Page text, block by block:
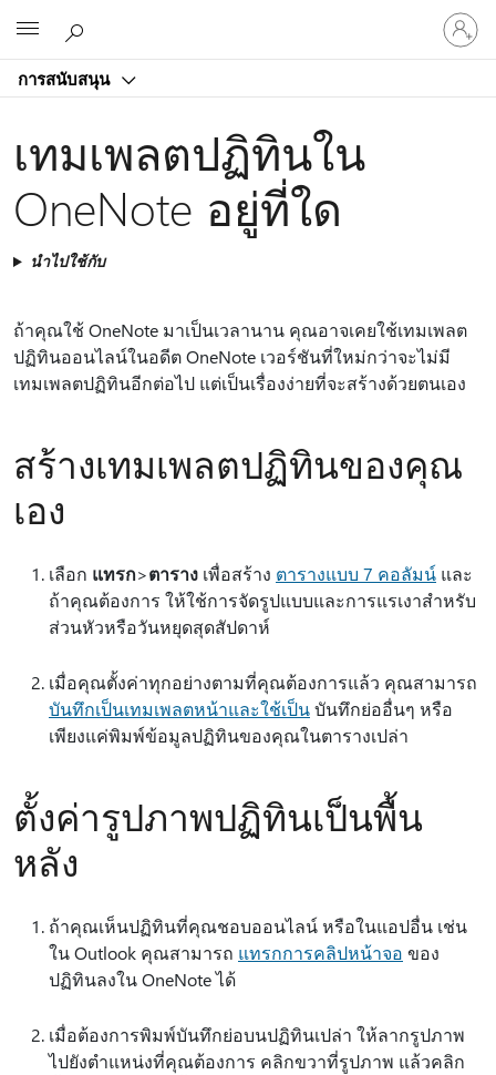
การสนับสนุน
ลงชื่อ
เข้า
บัญชี
เทมเพลตปฏิทินใน
OneNote อยู่ที่ใด
นำไปใช้กับ
ถ้าคุณใช้ OneNote มาเป็นเวลานาน คุณอาจเคยใช้เทมเพลต
ปฏิทินออนไลน์ในอดีต OneNote เวอร์ชันที่ใหม่กว่าจะไม่มี
เทมเพลตปฏิทินอีกต่อไป แต่เป็นเรื่องง่ายที่จะสร้างด้วยตนเอง
สร้างเทมเพลตปฏิทินของคุณ
เอง
เลือก แทรก>ตาราง เพื่อสร้าง ตารางแบบ 7 คอลัมน์ และ
ถ้าคุณต้องการ ให้ใช้การจัดรูปแบบและการแรเงาสําหรับ
ส่วนหัวหรือวันหยุดสุดสัปดาห์
เมื่อคุณตั้งค่าทุกอย่างตามที่คุณต้องการแล้ว คุณสามารถ
บันทึกเป็นเทมเพลตหน้าและใช้เป็นบันทึกย่ออื่นๆ หรือ
เพียงแค่พิมพ์ข้อมูลปฏิทินของคุณในตารางเปล่า
ตั้งค่ารูปภาพปฏิทินเป็นพื้น
หลัง
ถ้าคุณเห็นปฏิทินที่คุณชอบออนไลน์ หรือในแอปอื่น เช่น
ใน Outlook คุณสามารถ แทรกการคลิปหน้าจอ ของ
ปฏิทินลงใน OneNote ได้
เมื่อต้องการพิมพ์บันทึกย่อบนปฏิทินเปล่า ให้ลากรูปภาพ
ไปยังตําแหน่งที่คุณต้องการ คลิกขวาที่รูปภาพ แล้วคลิก